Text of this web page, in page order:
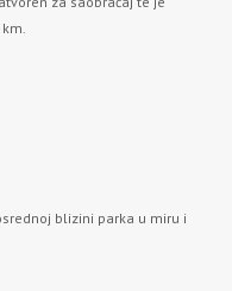
blizini parka u miru i